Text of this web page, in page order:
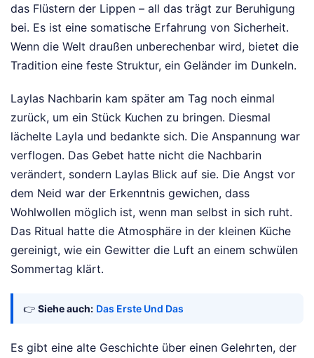
das Flüstern der Lippen – all das trägt zur Beruhigung
bei. Es ist eine somatische Erfahrung von Sicherheit.
Wenn die Welt draußen unberechenbar wird, bietet die
Tradition eine feste Struktur, ein Geländer im Dunkeln.
Laylas Nachbarin kam später am Tag noch einmal
zurück, um ein Stück Kuchen zu bringen. Diesmal
lächelte Layla und bedankte sich. Die Anspannung war
verflogen. Das Gebet hatte nicht die Nachbarin
verändert, sondern Laylas Blick auf sie. Die Angst vor
dem Neid war der Erkenntnis gewichen, dass
Wohlwollen möglich ist, wenn man selbst in sich ruht.
Das Ritual hatte die Atmosphäre in der kleinen Küche
gereinigt, wie ein Gewitter die Luft an einem schwülen
Sommertag klärt.
👉 Siehe auch: Das Erste Und Das
Es gibt eine alte Geschichte über einen Gelehrten, der